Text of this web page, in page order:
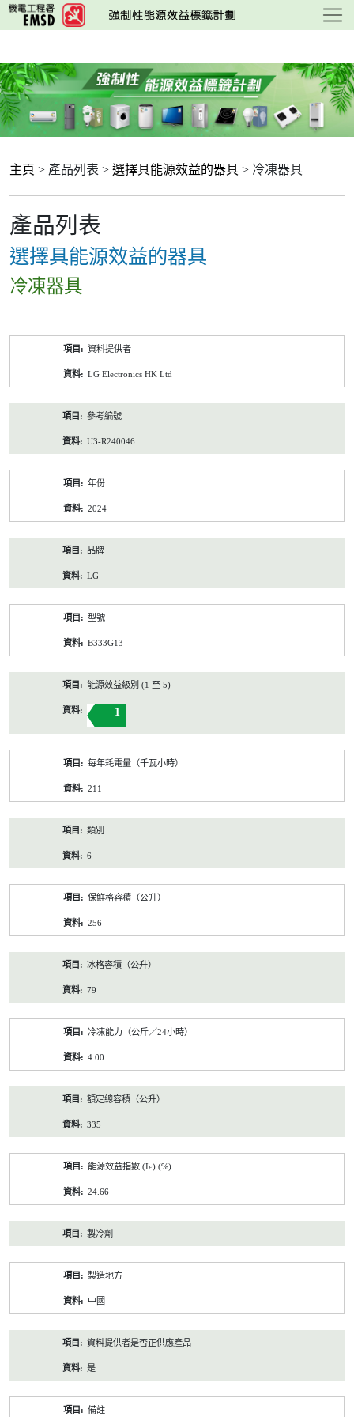
跳
至
要
內
容
主頁 > 產品列表 > 選擇具能源效益的器具 > 冷凍器具
產品列表
選擇具能源效益的器具
冷凍器具
資料提供者
LG Electronics HK Ltd
參考編號
U3-R240046
年份
2024
品牌
LG
型號
B333G13
能源效益級別 (1 至 5)
1
每年耗電量（千瓦小時）
211
類別
6
保鮮格容積（公升）
256
冰格容積（公升）
79
冷凍能力（公斤／24小時）
4.00
額定總容積（公升）
335
能源效益指數 (Iε) (%)
24.66
製冷劑
製造地方
中國
資料提供者是否正供應產品
是
備註